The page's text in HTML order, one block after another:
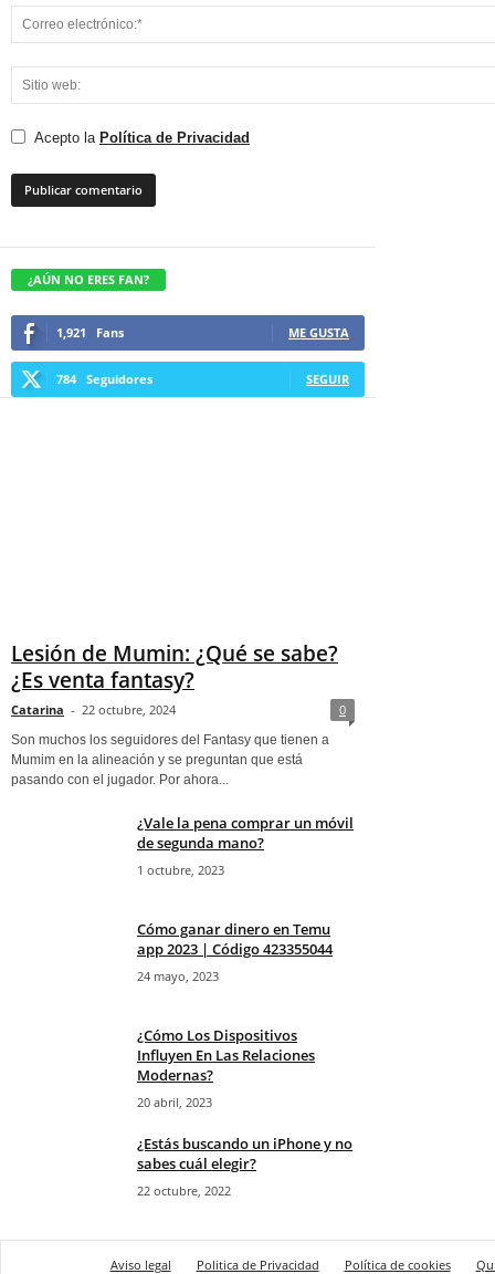
Acepto la Política de Privacidad
¿AÚN NO ERES FAN?
1,921 Fans ME GUSTA
784 Seguidores SEGUIR
Lesión de Mumin: ¿Qué se sabe?
¿Es venta fantasy?
Catarina - 22 octubre, 2024 0
Son muchos los seguidores del Fantasy que tienen a
Mumim en la alineación y se preguntan que está
pasando con el jugador. Por ahora...
¿Vale la pena comprar un móvil
de segunda mano?
1 octubre, 2023
Cómo ganar dinero en Temu
app 2023 | Código 423355044
24 mayo, 2023
¿Cómo Los Dispositivos
Influyen En Las Relaciones
Modernas?
20 abril, 2023
¿Estás buscando un iPhone y no
sabes cuál elegir?
22 octubre, 2022
Aviso legal Politica de Privacidad Política de cookies